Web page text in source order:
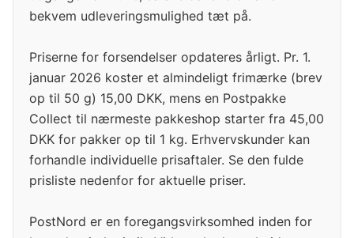
bekvem udleveringsmulighed tæt på.
Priserne for forsendelser opdateres årligt. Pr. 1.
januar 2026 koster et almindeligt frimærke (brev
op til 50 g) 15,00 DKK, mens en Postpakke
Collect til nærmeste pakkeshop starter fra 45,00
DKK for pakker op til 1 kg. Erhvervskunder kan
forhandle individuelle prisaftaler. Se den fulde
prisliste nedenfor for aktuelle priser.
PostNord er en foregangsvirksomhed inden for